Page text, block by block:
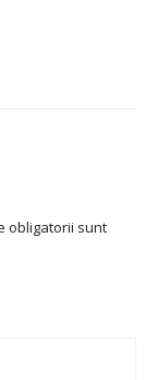
obligatorii sunt